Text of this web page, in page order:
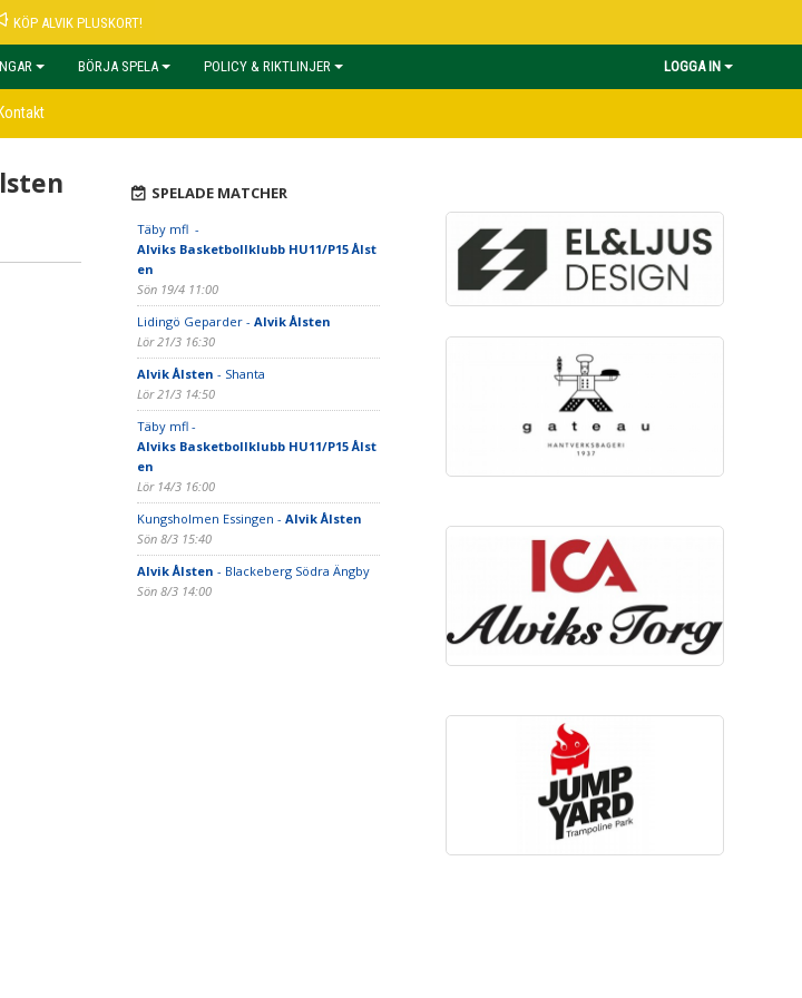
KÖP ALVIK PLUSKORT!
BÖRJA SPELA POLICY & RIKTLINJER LOGGA IN
Kontakt
SPELADE MATCHER
Täby mfl -
Alviks Basketbollklubb HU11/P15 Ålst
en
Sön 19/4 11:00
Lidingö Geparder - Alvik Ålsten
Lör 21/3 16:30
Alvik Ålsten - Shanta
Lör 21/3 14:50
Täby mfl -
Alviks Basketbollklubb HU11/P15 Ålst
en
Lör 14/3 16:00
Kungsholmen Essingen - Alvik Ålsten
Sön 8/3 15:40
Alvik Ålsten - Blackeberg Södra Ängby
Sön 8/3 14:00